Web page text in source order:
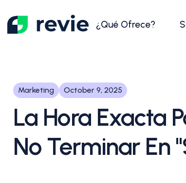
¿Qué Ofrece?
Marketing October 9, 2025
La Hora Exacta
No Terminar En